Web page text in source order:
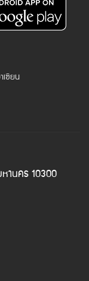
เซียน
านคร 10300